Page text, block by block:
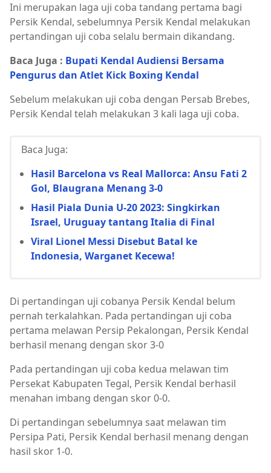
Ini merupakan laga uji coba tandang pertama bagi
Persik Kendal, sebelumnya Persik Kendal melakukan
pertandingan uji coba selalu bermain dikandang.
Baca Juga : Bupati Kendal Audiensi Bersama
Pengurus dan Atlet Kick Boxing Kendal
Sebelum melakukan uji coba dengan Persab Brebes,
Persik Kendal telah melakukan 3 kali laga uji coba.
Baca Juga:
Hasil Barcelona vs Real Mallorca: Ansu Fati 2
Gol, Blaugrana Menang 3-0
Hasil Piala Dunia U-20 2023: Singkirkan
Israel, Uruguay tantang Italia di Final
Viral Lionel Messi Disebut Batal ke
Indonesia, Warganet Kecewa!
Di pertandingan uji cobanya Persik Kendal belum
pernah terkalahkan. Pada pertandingan uji coba
pertama melawan Persip Pekalongan, Persik Kendal
berhasil menang dengan skor 3-0
Pada pertandingan uji coba kedua melawan tim
Persekat Kabupaten Tegal, Persik Kendal berhasil
menahan imbang dengan skor 0-0.
Di pertandingan sebelumnya saat melawan tim
Persipa Pati, Persik Kendal berhasil menang dengan
hasil skor 1-0.